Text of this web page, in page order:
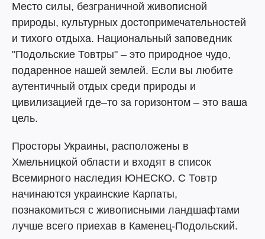
Место силы, безграничной живописной
природы, культурных достопримечательностей
и тихого отдыха. Национальный заповедник
"Подольские Товтры" – это природное чудо,
подаренное нашей землей. Если вы любите
аутентичный отдых среди природы и
цивилизацией где–то за горизонтом – это ваша
цель.
Просторы Украины, расположены в
Хмельницкой области и входят в список
Всемирного наследия ЮНЕСКО. С Товтр
начинаются украинские Карпаты,
познакомиться с живописными ландшафтами
лучше всего приехав в Каменец-Подольский.